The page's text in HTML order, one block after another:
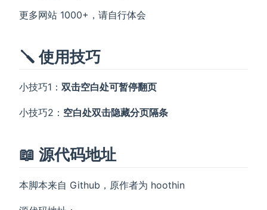
更多网站 1000+，请自行体会
🪛 使用技巧
小技巧1： 双击空白处可暂停翻页
小技巧2： 空白处双击隐藏分页隔条
📖 源代码地址
本脚本来自 Github，原作者为 hoothin